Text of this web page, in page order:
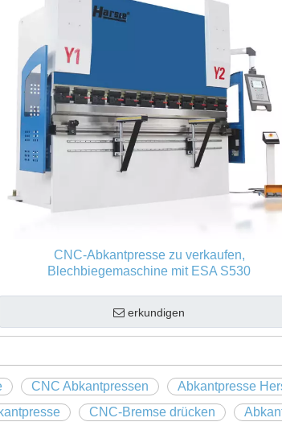
CNC-Abkantpresse zu verkaufen,
Blechbiegemaschine mit ESA S530
erkundigen
CNC Abkantpressen Abkantpresse
CNC-Bremse drücken